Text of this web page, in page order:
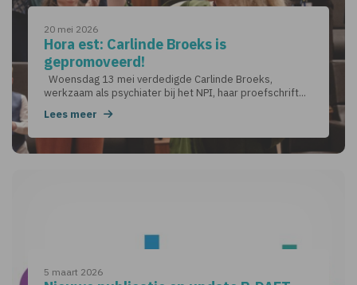
20 mei 2026
Hora est: Carlinde Broeks is
gepromoveerd!
Woensdag 13 mei verdedigde Carlinde Broeks,
werkzaam als psychiater bij het NPI, haar proefschrift...
Lees meer
5 maart 2026